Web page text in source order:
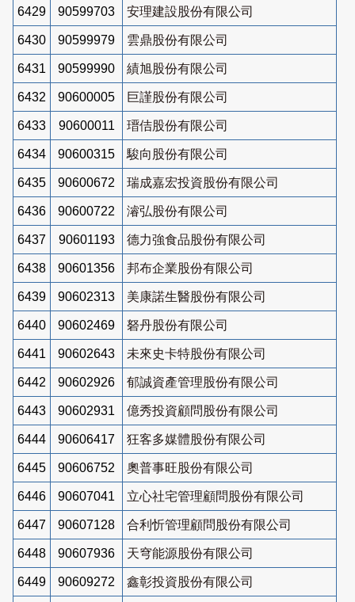
6429 90599703 安理建設股份有限公司
6430 90599979 雲鼎股份有限公司
6431 90599990 績旭股份有限公司
6432 90600005 巨謹股份有限公司
6433 90600011 瑨佶股份有限公司
6434 90600315 駿向股份有限公司
6435 90600672 瑞成嘉宏投資股份有限公司
6436 90600722 濬弘股份有限公司
6437 90601193 德力強食品股份有限公司
6438 90601356 邦布企業股份有限公司
6439 90602313 美康諾生醫股份有限公司
6440 90602469 砮丹股份有限公司
6441 90602643 未來史卡特股份有限公司
6442 90602926 郁誠資產管理股份有限公司
6443 90602931 億秀投資顧問股份有限公司
6444 90606417 狂客多媒體股份有限公司
6445 90606752 奧普事旺股份有限公司
6446 90607041 立心社宅管理顧問股份有限公司
6447 90607128 合利忻管理顧問股份有限公司
6448 90607936 天穹能源股份有限公司
6449 90609272 鑫彰投資股份有限公司